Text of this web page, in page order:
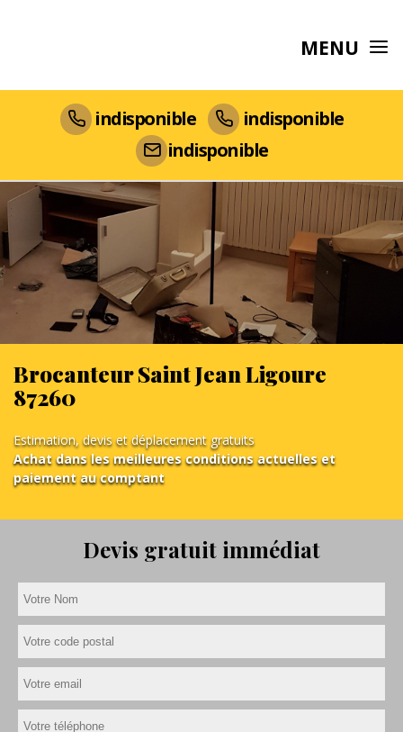
MENU
indisponible
indisponible
indisponible
Brocanteur Saint Jean Ligoure
87260
Estimation, devis et déplacement gratuits
Achat dans les meilleures conditions actuelles et
paiement au comptant
Devis gratuit immédiat